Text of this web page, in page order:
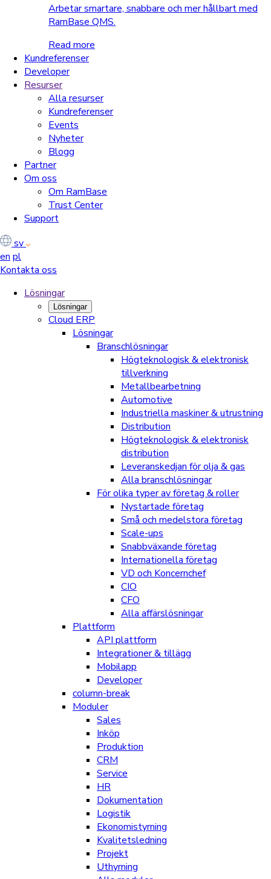
Arbetar smartare, snabbare och mer hållbart med
RamBase QMS.
Read more
Kundreferenser
Developer
Resurser
Alla resurser
Kundreferenser
Events
Nyheter
Blogg
Partner
Om oss
Om RamBase
Trust Center
Support
sv
en pl
Kontakta oss
Lösningar
Lösningar
Cloud ERP
Lösningar
Branschlösningar
Högteknologisk & elektronisk
tillverkning
Metallbearbetning
Automotive
Industriella maskiner & utrustning
Distribution
Högteknologisk & elektronisk
distribution
Leveranskedjan för olja & gas
Alla branschlösningar
För olika typer av företag & roller
Nystartade företag
Små och medelstora företag
Scale-ups
Snabbväxande företag
Internationella företag
VD och Koncernchef
CIO
CFO
Alla affärslösningar
Plattform
API plattform
Integrationer & tillägg
Mobilapp
Developer
column-break
Moduler
Sales
Inköp
Produktion
CRM
Service
HR
Dokumentation
Logistik
Ekonomistyrning
Kvalitetsledning
Projekt
Uthyrning